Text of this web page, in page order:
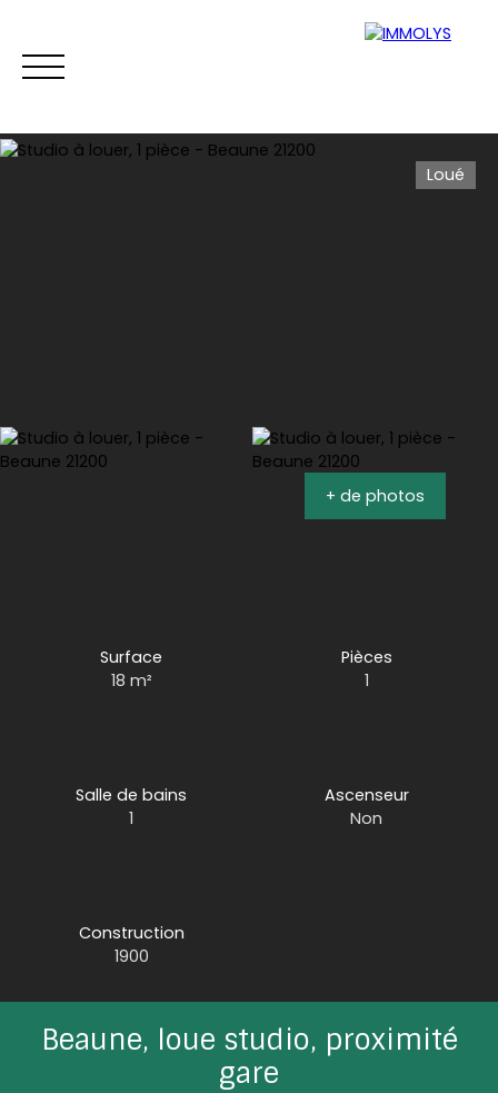
Estimation
Loué
+ de photos
Surface
18 m²
Pièces
1
Salle de bains
1
Ascenseur
Non
Construction
1900
Beaune, loue studio, proximité
gare